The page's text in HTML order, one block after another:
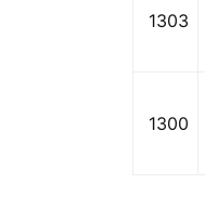
1303
1300